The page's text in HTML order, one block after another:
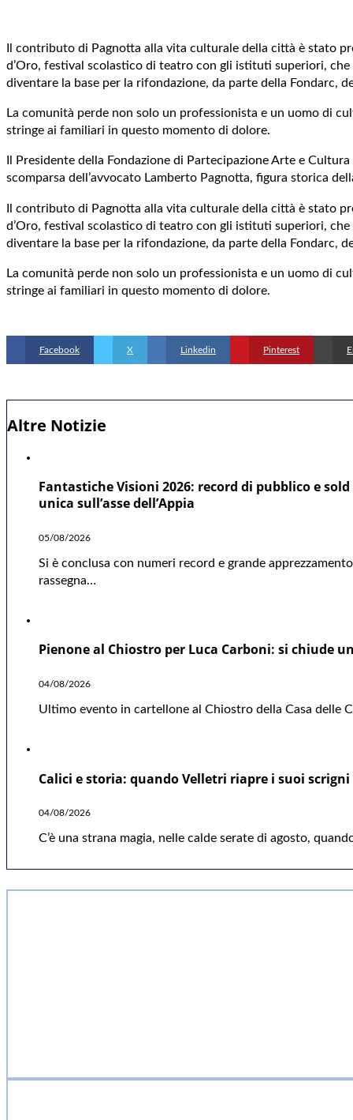
Altre Notizie
Fantastiche Visioni 2026: record di pubblico e
unica sull’asse dell’Appia
05/08/2026
Si è conclusa con numeri record e grande
rassegna…
Pienone al Chiostro per Luca Carboni: si chiude
04/08/2026
Ultimo evento in cartellone al Chiostro della Casa delle
Calici e storia: quando Velletri riapre i suoi scrigni
04/08/2026
C’è una strana magia, nelle calde serate di agosto,
Il contributo di Pagnotta alla vita culturale della città è stato
d’Oro, festival scolastico di teatro con gli istituti superiori,
diventare la base per la rifondazione, da parte della Fondarc,
La comunità perde non solo un professionista e un uomo di
stringe ai familiari in questo momento di dolore.
Il Presidente della Fondazione di Partecipazione Arte e
scomparsa dell’avvocato Lamberto Pagnotta, figura storica
Il contributo di Pagnotta alla vita culturale della città è stato
d’Oro, festival scolastico di teatro con gli istituti superiori,
diventare la base per la rifondazione, da parte della Fondarc,
La comunità perde non solo un professionista e un uomo di
stringe ai familiari in questo momento di dolore.
Facebook X Linkedin Pinterest